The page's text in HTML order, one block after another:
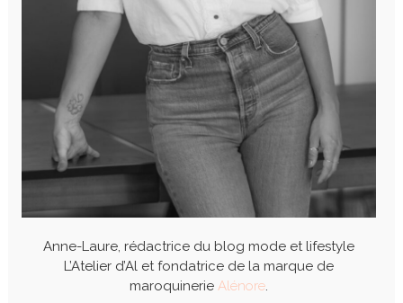
Anne-Laure, rédactrice du blog mode et lifestyle
L’Atelier d’Al et fondatrice de la marque de
maroquinerie Alénore.